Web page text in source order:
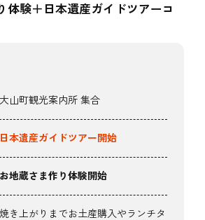
体験＋日本遺産ガイドツアーコ
大山町観光案内所 集合
日本遺産ガイドツアー開始
お地蔵さま作り体験開始
焼き上がりまでお土産購入やランチタ